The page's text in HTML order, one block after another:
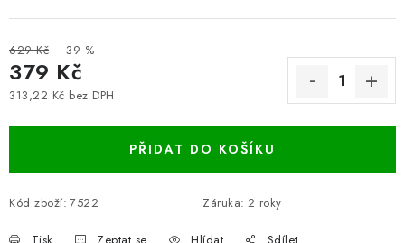
629 Kč –39 %
379 Kč
313,22 Kč bez DPH
PŘIDAT DO KOŠÍKU
Kód zboží: 7522 Záruka: 2 roky